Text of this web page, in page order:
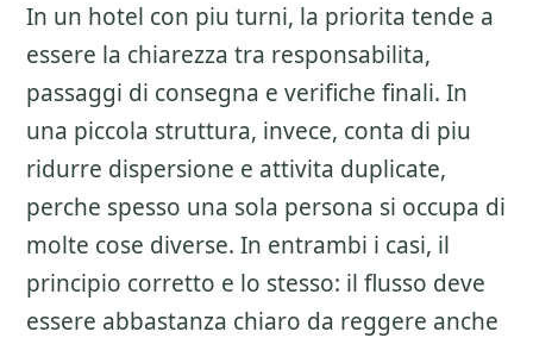
In un hotel con piu turni, la priorita tende a
essere la chiarezza tra responsabilita,
passaggi di consegna e verifiche finali. In
una piccola struttura, invece, conta di piu
ridurre dispersione e attivita duplicate,
perche spesso una sola persona si occupa di
molte cose diverse. In entrambi i casi, il
principio corretto e lo stesso: il flusso deve
essere abbastanza chiaro da reggere anche